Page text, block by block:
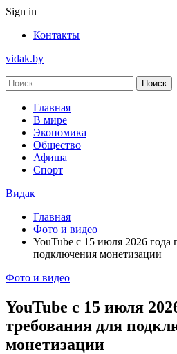
Sign in
Контакты
vidak.by
Главная
В мире
Экономика
Общество
Афиша
Спорт
Видак
Главная
Фото и видео
YouTube с 15 июля 2026 года
подключения монетизации
Фото и видео
YouTube с 15 июля
требования для
монетизации